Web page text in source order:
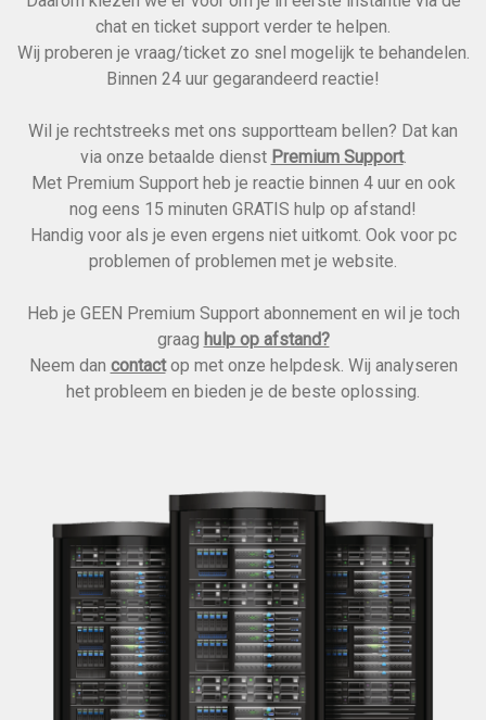
chat en ticket support verder te helpen.
Wij proberen je vraag/ticket zo snel mogelijk te behandelen.
Binnen 24 uur gegarandeerd reactie!
Wil je rechtstreeks met ons supportteam bellen? Dat kan
via onze betaalde dienst Premium Support.
Met Premium Support heb je reactie binnen 4 uur en ook
nog eens 15 minuten GRATIS hulp op afstand!
Handig voor als je even ergens niet uitkomt. Ook voor pc
problemen of problemen met je website.
Heb je GEEN Premium Support abonnement en wil je toch
graag hulp op afstand?
Neem dan contactop met onze helpdesk. Wij analyseren
het probleem en bieden je de beste oplossing.